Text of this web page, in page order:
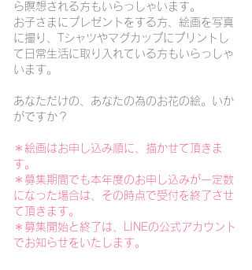
ら瞑想される方もいらっしゃいます。
お子さまにプレゼントをする方、絵画を写真
に撮り、Tシャツやマグカップにプリントし
て日常生活に取り入れている方もいらっしゃ
います。
あなただけの、あなたの為のお花の絵。 ​いか
がですか？
＊絵画はお申し込み順に​、描かせて頂きま
す。
＊ 募集期間でも本年度のお申し込みが一定数
になった場合は、その時点で受付を終了させ
て頂きます。
＊募集開始と終了は、LINEの公式アカウント
でお知らせをいたします。